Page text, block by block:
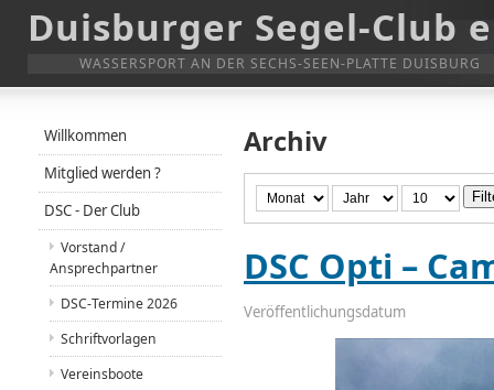
Duisburger Segel-Club
WASSERSPORT AN DER SECHS-SEEN-PLATTE DUISBURG
Archiv
DSC Opti –
Veröffentlichungsdatum
Willkommen
Mitglied werden ?
DSC - Der Club
Vorstand /
Ansprechpartner
DSC-Termine 2026
Schriftvorlagen
Vereinsboote